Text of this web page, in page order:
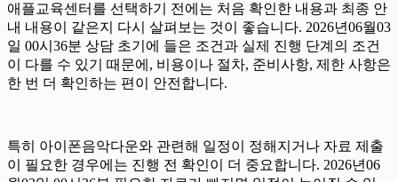
애플교육센터를 선택하기 전에는 처음 확인한 내용과 최종 안
내 내용이 같은지 다시 살펴보는 것이 좋습니다. 2026년06월03
일 00시36분 상담 초기에 들은 조건과 실제 진행 단계의 조건
이 다를 수 있기 때문에, 비용이나 절차, 준비사항, 제한 사항은
한 번 더 확인하는 편이 안전합니다.
특히 아이폰음악다운와 관련해 일정이 정해지거나 자료 제출
이 필요한 경우에는 진행 전 확인이 더 중요합니다. 2026년06